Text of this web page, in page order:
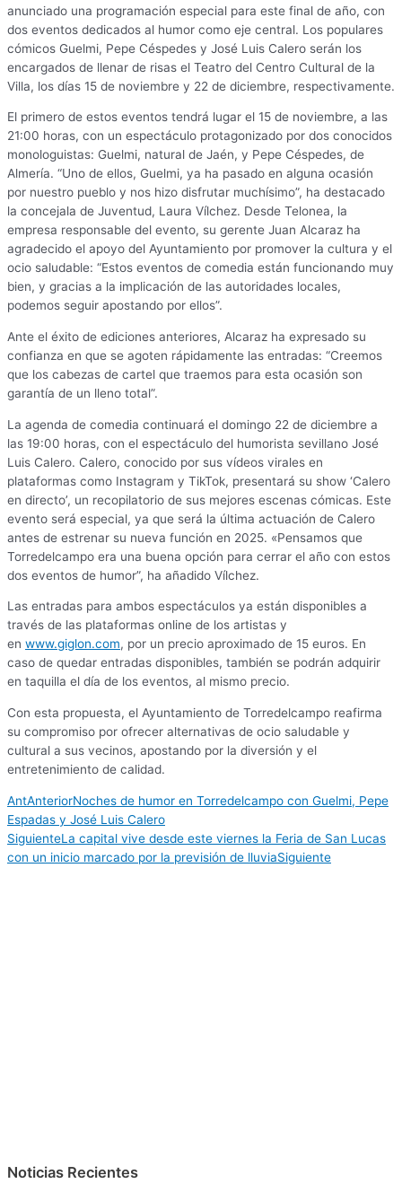
anunciado una programación especial para este final de año, con
dos eventos dedicados al humor como eje central. Los populares
cómicos Guelmi, Pepe Céspedes y José Luis Calero serán los
encargados de llenar de risas el Teatro del Centro Cultural de la
Villa, los días 15 de noviembre y 22 de diciembre, respectivamente.
El primero de estos eventos tendrá lugar el 15 de noviembre, a las
21:00 horas, con un espectáculo protagonizado por dos conocidos
monologuistas: Guelmi, natural de Jaén, y Pepe Céspedes, de
Almería. “Uno de ellos, Guelmi, ya ha pasado en alguna ocasión
por nuestro pueblo y nos hizo disfrutar muchísimo”, ha destacado
la concejala de Juventud, Laura Vílchez. Desde Telonea, la
empresa responsable del evento, su gerente Juan Alcaraz ha
agradecido el apoyo del Ayuntamiento por promover la cultura y el
ocio saludable: “Estos eventos de comedia están funcionando muy
bien, y gracias a la implicación de las autoridades locales,
podemos seguir apostando por ellos”.
Ante el éxito de ediciones anteriores, Alcaraz ha expresado su
confianza en que se agoten rápidamente las entradas: “Creemos
que los cabezas de cartel que traemos para esta ocasión son
garantía de un lleno total”.
La agenda de comedia continuará el domingo 22 de diciembre a
las 19:00 horas, con el espectáculo del humorista sevillano José
Luis Calero. Calero, conocido por sus vídeos virales en
plataformas como Instagram y TikTok, presentará su show ‘Calero
en directo’, un recopilatorio de sus mejores escenas cómicas. Este
evento será especial, ya que será la última actuación de Calero
antes de estrenar su nueva función en 2025. «Pensamos que
Torredelcampo era una buena opción para cerrar el año con estos
dos eventos de humor”, ha añadido Vílchez.
Las entradas para ambos espectáculos ya están disponibles a
través de las plataformas online de los artistas y
en www.giglon.com, por un precio aproximado de 15 euros. En
caso de quedar entradas disponibles, también se podrán adquirir
en taquilla el día de los eventos, al mismo precio.
Con esta propuesta, el Ayuntamiento de Torredelcampo reafirma
su compromiso por ofrecer alternativas de ocio saludable y
cultural a sus vecinos, apostando por la diversión y el
entretenimiento de calidad.
AntAnteriorNoches de humor en Torredelcampo con Guelmi, Pepe
Espadas y José Luis Calero
SiguienteLa capital vive desde este viernes la Feria de San Lucas
con un inicio marcado por la previsión de lluviaSiguiente
Noticias Recientes